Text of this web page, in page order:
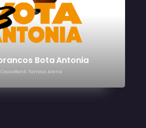
Bota Antonia
CaixaBank Tarraco Arena